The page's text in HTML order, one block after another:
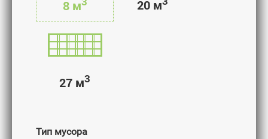
8 м 20 м
27 м3
Тип мусора